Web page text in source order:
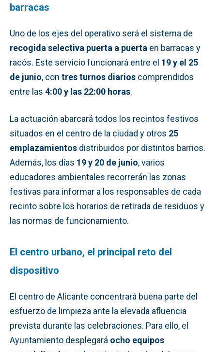
barracas
Uno de los ejes del operativo será el sistema de
recogida selectiva puerta a puerta en barracas y
racós. Este servicio funcionará entre el 19 y el 25
de junio, con tres turnos diarios comprendidos
entre las 4:00 y las 22:00 horas.
La actuación abarcará todos los recintos festivos
situados en el centro de la ciudad y otros 25
emplazamientos distribuidos por distintos barrios.
Además, los días 19 y 20 de junio, varios
educadores ambientales recorrerán las zonas
festivas para informar a los responsables de cada
recinto sobre los horarios de retirada de residuos y
las normas de funcionamiento.
El centro urbano, el principal reto del
dispositivo
El centro de Alicante concentrará buena parte del
esfuerzo de limpieza ante la elevada afluencia
prevista durante las celebraciones. Para ello, el
Ayuntamiento desplegará ocho equipos